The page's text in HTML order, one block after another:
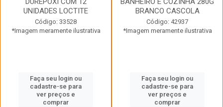
UNIDADES LOCTITE
Código: 33528
*Imagem meramente ilustrativa
Faça seu login ou
cadastre-se para
ver preços e
comprar
BRANCO CASCOLA
Código: 42937
*Imagem meramente ilustrativa
Faça seu login ou
cadastre-se para
ver preços e
comprar